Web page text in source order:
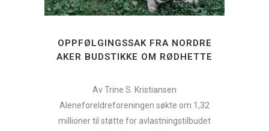
OPPFØLGINGSSAK FRA NORDRE
AKER BUDSTIKKE OM RØDHETTE
Av Trine S. Kristiansen
Aleneforeldreforeningen søkte om 1,32
millioner til støtte for avlastningstilbudet